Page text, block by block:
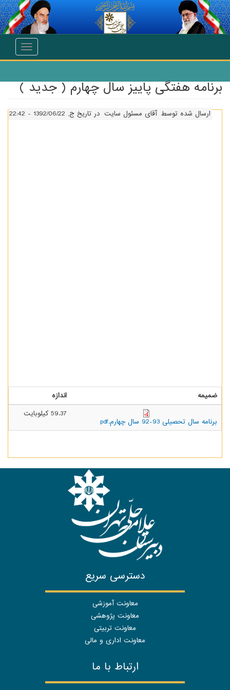
انتقال به محتوای اصلی
Toggle
برنامه هفتگی پاییز سال چهارم ( جدید )
ارسال شده توسط آقای مسئول سایت در تاریخ ج, 1392/06/22 - 22:42
ضمیمه اندازه
برنامه سال تحصیلی 93-92 سال چهارم.pdf
59.37 کیلوبایت
دسترسی سریع
معاونت آموزشی
معاونت پژوهشی
معاونت تربیتی
معاونت اداری و مالی
ارتباط با ما